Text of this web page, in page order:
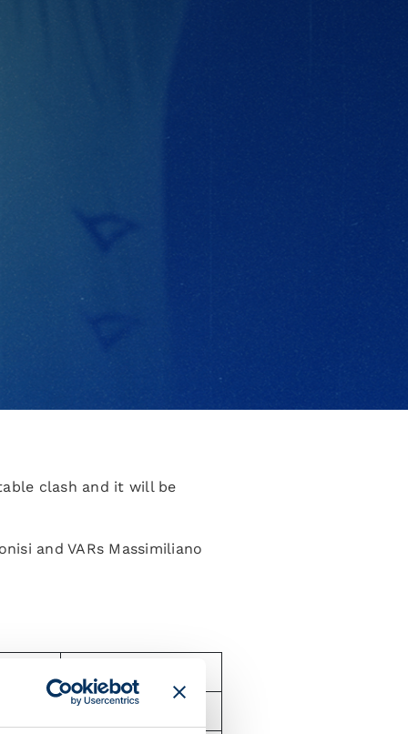
clash and it will be
and VARs Massimiliano
0